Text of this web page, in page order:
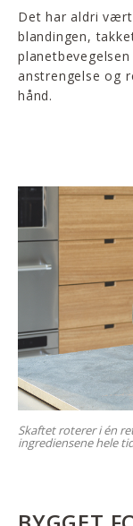
Det har aldri
blandingen,
anstrengelse og
hånd.
Skaftet roterer i én
ingrediensene hele